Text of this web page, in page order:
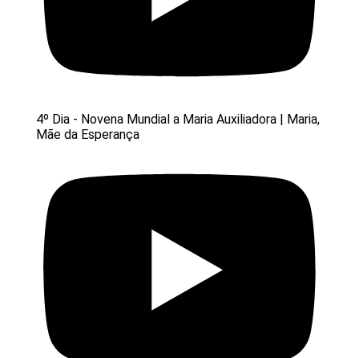
4º Dia - Novena Mundial a Maria Auxiliadora | Maria,
Mãe da Esperança